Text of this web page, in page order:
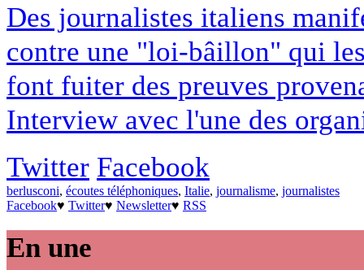
Des journalistes italiens
contre une "loi-bâillon" qui
font fuiter des preuves
Interview avec l'une des
Twitter Facebook
berlusconi, écoutes téléphoniques, Italie, journalisme, journalistes
Facebook♥ Twitter♥ Newsletter♥ RSS
En une